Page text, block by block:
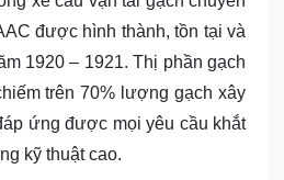
được hình thành, tồn tại và
1920 – 1921. Thị phần gạch
trên 70% lượng gạch xây
ứng được mọi yêu cầu khắt
kỹ thuật cao.